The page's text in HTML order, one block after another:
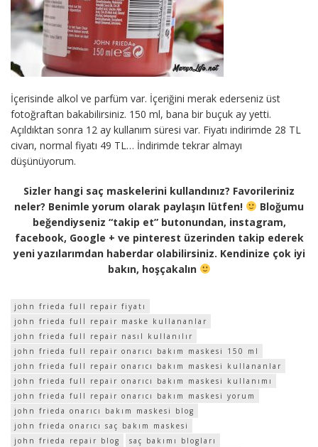
İçerisinde alkol ve parfüm var. İçeriğini merak ederseniz üst
fotoğraftan bakabilirsiniz. 150 ml, bana bir buçuk ay yetti.
Açıldıktan sonra 12 ay kullanım süresi var. Fiyatı indirimde 28 TL
civarı, normal fiyatı 49 TL… İndirimde tekrar almayı
düşünüyorum.
Sizler hangi saç maskelerini kullandınız? Favorileriniz
neler? Benimle yorum olarak paylaşın lütfen!
Bloğumu
beğendiyseniz “takip et” butonundan, instagram,
facebook, Google + ve pinterest üzerinden takip ederek
yeni yazılarımdan haberdar olabilirsiniz. Kendinize çok iyi
bakın, hoşçakalın
john frieda full repair fiyatı
john frieda full repair maske kullananlar
john frieda full repair nasıl kullanılır
john frieda full repair onarıcı bakım maskesi 150 ml
john frieda full repair onarıcı bakım maskesi kullananlar
john frieda full repair onarıcı bakım maskesi kullanımı
john frieda full repair onarıcı bakım maskesi yorum
john frieda onarıcı bakım maskesi blog
john frieda onarıcı saç bakım maskesi
john frieda repair blog
saç bakımı blogları